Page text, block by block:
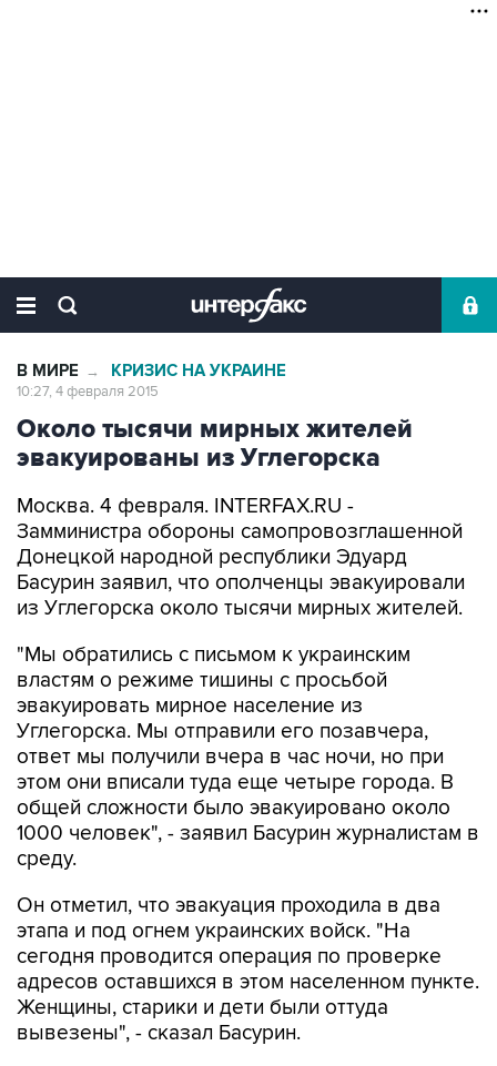
В МИРЕ → КРИЗИС НА УКРАИНЕ
10:27, 4 февраля 2015
Около тысячи мирных жителей
эвакуированы из Углегорска
Москва. 4 февраля. INTERFAX.RU -
Замминистра обороны самопровозглашенной
Донецкой народной республики Эдуард
Басурин заявил, что ополченцы эвакуировали
из Углегорска около тысячи мирных жителей.
"Мы обратились с письмом к украинским
властям о режиме тишины с просьбой
эвакуировать мирное население из
Углегорска. Мы отправили его позавчера,
ответ мы получили вчера в час ночи, но при
этом они вписали туда еще четыре города. В
общей сложности было эвакуировано около
1000 человек", - заявил Басурин журналистам в
среду.
Он отметил, что эвакуация проходила в два
этапа и под огнем украинских войск. "На
сегодня проводится операция по проверке
адресов оставшихся в этом населенном пункте.
Женщины, старики и дети были оттуда
вывезены", - сказал Басурин.